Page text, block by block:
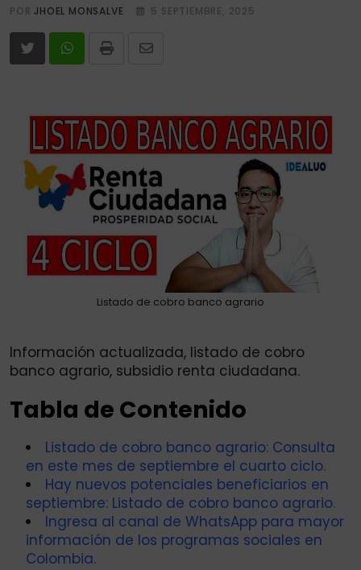
PORJHOEL MONSALVE 5 SEPTIEMBRE, 2025
Print
Share
Listado de cobro banco agrario
Información actualizada, listado de cobro
banco agrario, subsidio renta ciudadana.
Tabla de Contenido
Listado de cobro banco agrario: Consulta
en este mes de septiembre el cuarto ciclo.
Hay nuevos potenciales beneficiarios en
septiembre: Listado de cobro banco agrario.
Ingresa al canal de WhatsApp para mayor
información de los programas sociales en
Colombia.